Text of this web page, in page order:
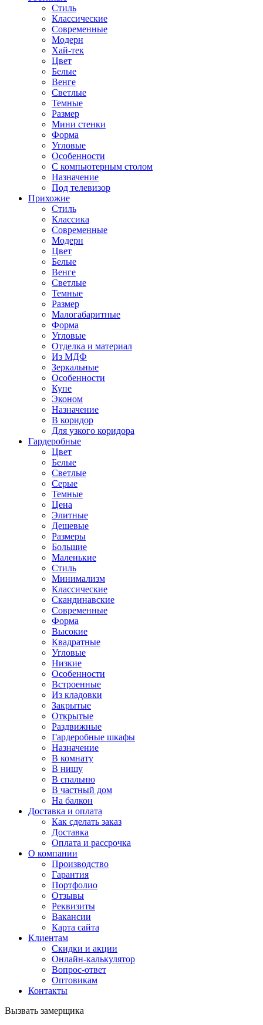
Стиль
Классические
Современные
Модерн
Хай-тек
Цвет
Белые
Венге
Светлые
Темные
Размер
Мини стенки
Форма
Угловые
Особенности
С компьютерным столом
Назначение
Под телевизор
Прихожие
Стиль
Классика
Современные
Модерн
Цвет
Белые
Венге
Светлые
Темные
Размер
Малогабаритные
Форма
Угловые
Отделка и материал
Из МДФ
Зеркальные
Особенности
Купе
Эконом
Назначение
В коридор
Для узкого коридора
Гардеробные
Цвет
Белые
Светлые
Серые
Темные
Цена
Элитные
Дешевые
Размеры
Большие
Маленькие
Стиль
Минимализм
Классические
Скандинавские
Современные
Форма
Высокие
Квадратные
Угловые
Низкие
Особенности
Встроенные
Из кладовки
Закрытые
Открытые
Раздвижные
Гардеробные шкафы
Назначение
В комнату
В нишу
В спальню
В частный дом
На балкон
Доставка и оплата
Как сделать заказ
Доставка
Оплата и рассрочка
О компании
Производство
Гарантия
Портфолио
Отзывы
Реквизиты
Вакансии
Карта сайта
Клиентам
Скидки и акции
Онлайн-калькулятор
Вопрос-ответ
Оптовикам
Контакты
Вызвать замерщика